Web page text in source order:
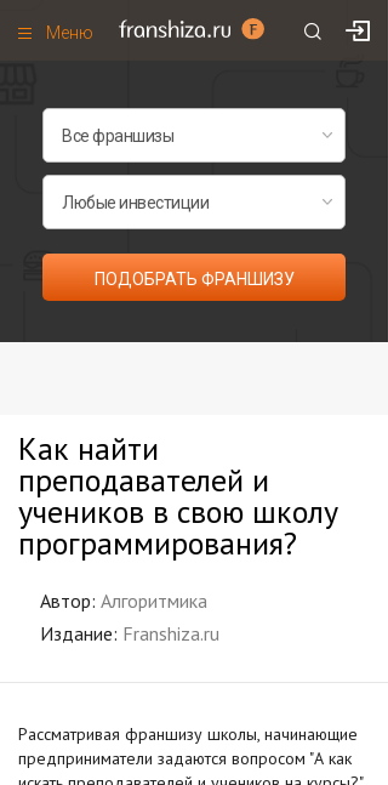
Меню
Франшизы по категориям
Рейтинг франшиз
Все франшизы списком
ПОДОБРАТЬ ФРАНШИЗУ
Как найти
преподавателей и
учеников в свою школу
программирования?
Автор: Алгоритмика
Издание: Franshiza.ru
Рассматривая франшизу школы, начинающие
предприниматели задаются вопросом "А как